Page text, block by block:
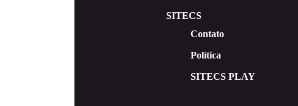
SITECS
Contato
Política
SITECS PLAY